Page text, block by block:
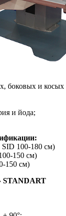
боковых и
и йода;
SID 100-180 см)
150 см)
150 см)
STANDART